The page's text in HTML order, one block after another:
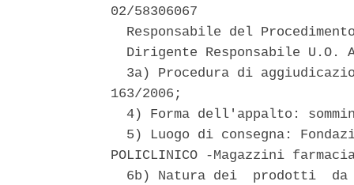
02/58306067
Responsabile del
Dirigente Responsabile U.O.
3a) Procedura di
163/2006;
4) Forma dell'appalto:
5) Luogo di consegna:
POLICLINICO -Magazzini
6b) Natura dei  prodotti